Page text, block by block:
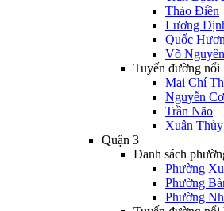
Thảo Điền
Lương
Quốc
Võ
Tuyến đường nổi
Mai Chí
Nguyễn
Trần Não
Xuân Thủy
Quận 3
Danh sách
Phường
Phường
Phường